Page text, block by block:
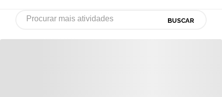
BUSCAR